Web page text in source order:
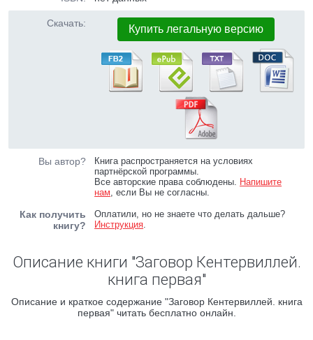
Скачать: Купить легальную версию
Вы автор?
Книга распространяется на условиях
партнёрской программы.
Все авторские права соблюдены. Напишите
нам, если Вы не согласны.
Как получить
книгу?
Оплатили, но не знаете что делать дальше?
Инструкция.
Описание книги "Заговор Кентервиллей.
книга первая"
Описание и краткое содержание "Заговор Кентервиллей. книга
первая" читать бесплатно онлайн.